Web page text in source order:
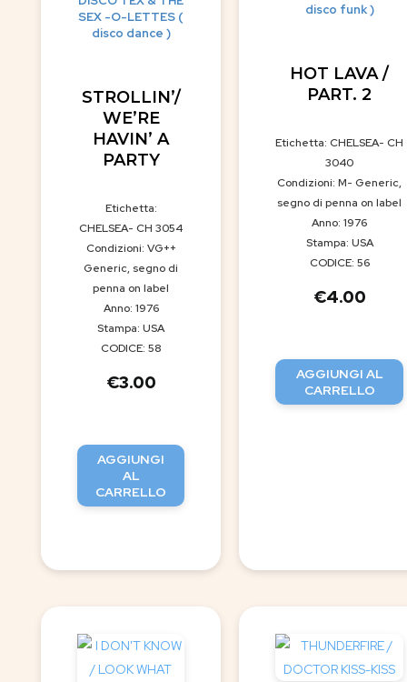
SEX -O-LETTES (
disco dance )
STROLLIN’/
WE’RE
HAVIN’ A
PARTY
Etichetta:
CHELSEA- CH 3054
Condizioni: VG++
Generic, segno di
penna on label
Anno: 1976
Stampa: USA
CODICE: 58
€3.00
AGGIUNGI
AL
CARRELLO
disco funk )
HOT LAVA /
PART. 2
Etichetta: CHELSEA- CH
3040
Condizioni: M- Generic,
segno di penna on label
Anno: 1976
Stampa: USA
CODICE: 56
€4.00
AGGIUNGI AL
CARRELLO